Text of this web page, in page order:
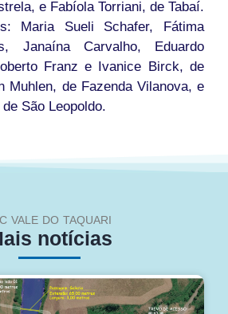
e Fabíola Torriani, de Tabaí.
Maria Sueli Schafer, Fátima
Janaína Carvalho, Eduardo
Franz e Ivanice Birck, de
Muhlen, de Fazenda Vilanova, e
São Leopoldo.
VALE DO TAQUARI
notícias